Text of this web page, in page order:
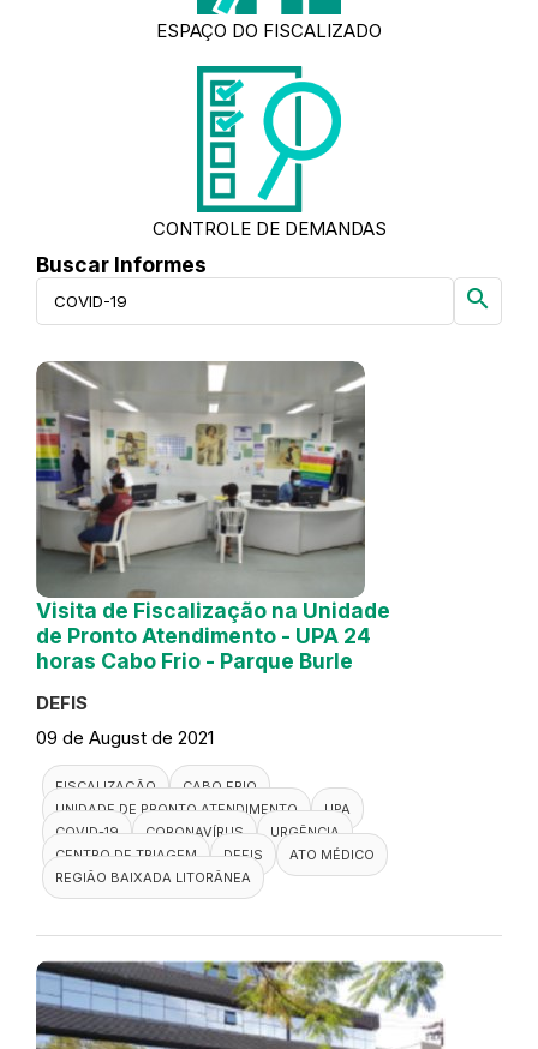
ESPAÇO DO FISCALIZADO
CONTROLE DE DEMANDAS
Buscar Informes
search
Visita de Fiscalização na Unidade
de Pronto Atendimento - UPA 24
horas Cabo Frio - Parque Burle
DEFIS
09 de August de 2021
FISCALIZAÇÃO
CABO FRIO
UNIDADE DE PRONTO ATENDIMENTO
UPA
COVID-19
CORONAVÍRUS
URGÊNCIA
CENTRO DE TRIAGEM
DEFIS
ATO MÉDICO
REGIÃO BAIXADA LITORÂNEA